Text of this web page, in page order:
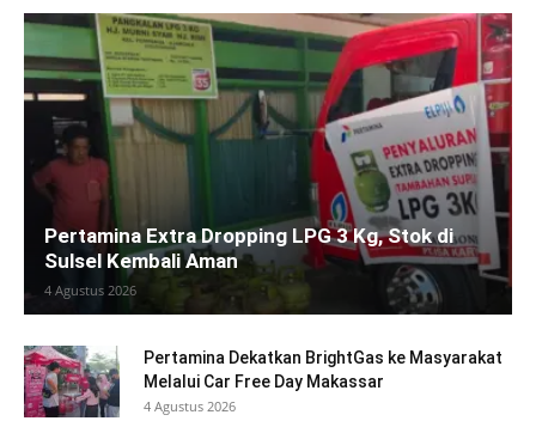
Pertamina Extra Dropping LPG 3 Kg, Stok di
Sulsel Kembali Aman
4 Agustus 2026
Pertamina Dekatkan BrightGas ke Masyarakat
Melalui Car Free Day Makassar
4 Agustus 2026